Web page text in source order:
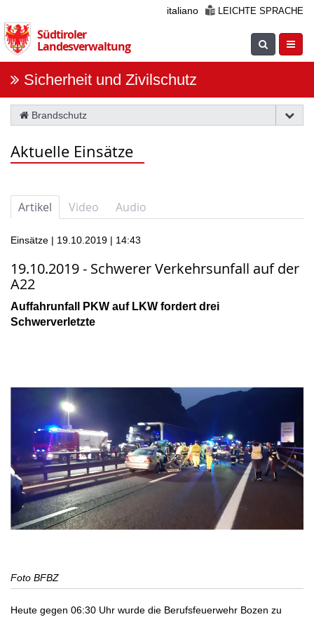
Sie
die
Navigation
italiano LEICHTE SPRACHE
Südtiroler
Landesverwaltung
Suche
Sicherheit und Zivilschutz
Brandschutz
Aktuelle Einsätze
Artikel Video Audio
Einsätze | 19.10.2019 | 14:43
19.10.2019 - Schwerer Verkehrsunfall auf der
A22
Auffahrunfall PKW auf LKW fordert drei
Schwerverletzte
Foto BFBZ
Heute gegen 06:30 Uhr wurde die Berufsfeuerwehr Bozen zu